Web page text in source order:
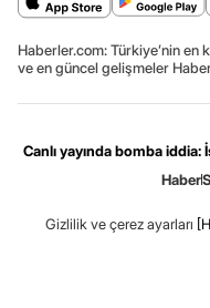
Haberler.com: Türkiye’nin en
ve en güncel gelişmeler
Canlı yayında bomba
Haber
Gizlilik ve çerez ayarları